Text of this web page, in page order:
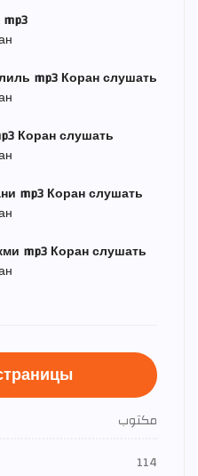
mp3 Коран слушать
Коран слушать
mp3 Коран слушать
mp3 Коран слушать
مكتوب
114